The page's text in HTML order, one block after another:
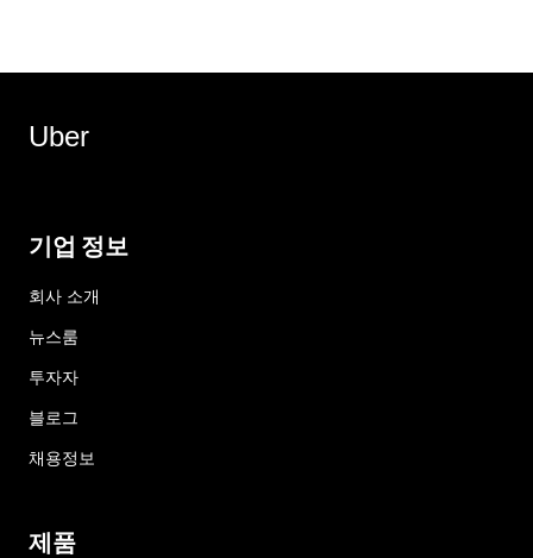
Uber
기업 정보
회사 소개
뉴스룸
투자자
블로그
채용정보
제품